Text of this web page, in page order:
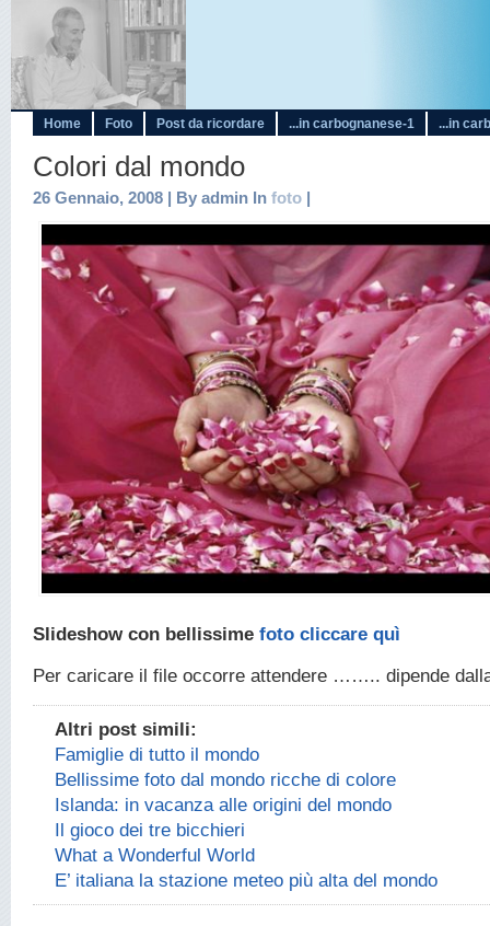
Home Foto Post da ricordare ...in carbognanese-1 ...in
Colori dal mondo
26 Gennaio, 2008 | By admin In foto |
Slideshow con bellissime foto cliccare quì
Per caricare il file occorre attendere …….. dipende
Altri post simili:
Famiglie di tutto il mondo
Bellissime foto dal mondo ricche di colore
Islanda: in vacanza alle origini del mondo
Il gioco dei tre bicchieri
What a Wonderful World
E’ italiana la stazione meteo più alta del mondo